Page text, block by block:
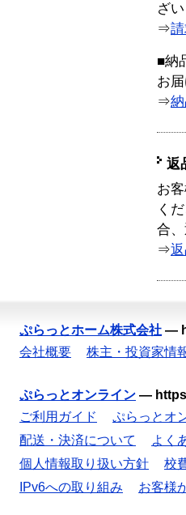
ざい
⇒
■納
お
⇒
返
お
く
合
⇒
ぷらっとホーム株式会社 —
会社概要
株主・投資家情
ぷらっとオンライン —
ご利用ガイド
ぷらっとオ
配送・決済について
よく
個人情報取り扱い方針
校
IPv6への取り組み
お客様